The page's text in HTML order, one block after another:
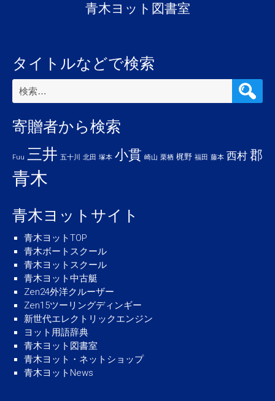
青木ヨット図書室
タイトルなどで検索
検
索:
寄贈者から検索
Fuu 三井 五十川 北田 塚本 小貫 崎山 栗栖 梶野 福田 藤本 西村 郡
青木
青木ヨットサイト
青木ヨットTOP
青木ボートスクール
青木ヨットスクール
青木ヨット中古艇
Zen24外洋クルーザー
Zen15ツーリングディンギー
新世代エレクトリックエンジン
ヨット用語辞典
青木ヨット図書室
青木ヨット・ネットショップ
青木ヨットNews